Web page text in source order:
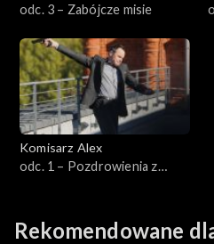
Sezon 3
Sezon 2
Sezon 1
odc. 3 – Zabójcze misie
Komisarz Alex
odc. 1 – Pozdrowienia z
Rekomendowane